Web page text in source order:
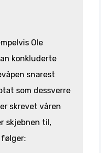
Ole
konkluderte
snarest
som dessverre
skrevet våren
skjebnen til,